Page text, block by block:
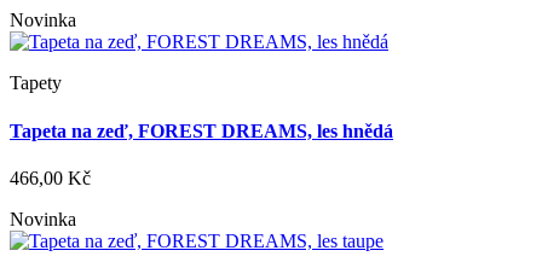
Novinka
Tapety
Tapeta na zeď, FOREST DREAMS, les hnědá
466,00 Kč
Novinka